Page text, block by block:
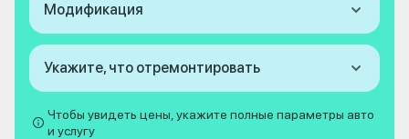
Модификация
Укажите, что отремонтировать
Чтобы увидеть цены, укажите полные параметры авто
и услугу